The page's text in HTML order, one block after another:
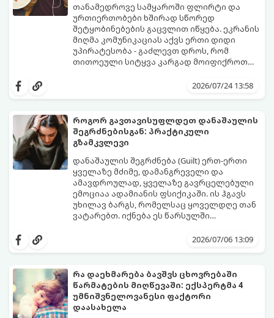
თანამედროვე სამყაროში ფლირტი და
ურთიერთობები ხშირად სწორედ
შეტყობინებების გაცვლით იწყება. ეკრანის
მიღმა კომუნიკაციას აქვს ერთი დიდი
უპირატესობა - გაძლევთ დროს, რომ
თითოეული სიტყვა კარგად მოიფიქროთ
მოაცილოს და მოუთმენლად ელოდოს
წესი:
2026/07/24 13:58
როგორ გავთავისუფლდეთ დანაშაულის
შეგრძნებისგან: პრაქტიკული
გზამკვლევი
დანაშაულის შეგრძნება (Guilt) ერთ-ერთი
ყველაზე მძიმე, დამანგრეველი და
ამავდროულად, ყველაზე გავრცელებული
ემოციაა ადამიანის ფსიქიკაში. ის ჰგავს
უხილავ ბარგს, რომელსაც ყოველდღე თან
ვატარებთ. იქნება ეს წარსულში
ტკენა, ოჯახის წევრებისთვის
გადაჭარბებული მოთხოვნები
-დანაშაულის განცდა შიგნიდან ფიტავს
ადამიანს და ართმევს მას აწმყოთი
ტკბობის უნარს.
დანაშაულის გრძნობას აქვს თავისი
საკუთარი თუ საზოგადოებრივი მორალური
კოდექსი. თუმცა, როდესაც ეს ემოცია
ქრონიკულ ფორმას იღებს, ის ნევროზულ,
ტოქსიკურ სინდრომად იქცევა.
გთავაზობთ პრაქტიკულ, ფსიქოლოგიურ
გზამკვლევს, თუ როგორ დაამუშაოთ
წარსულის შეცდომები და
2026/07/06 13:09
რა დაეხმარება ბავშვს ცხოვრებაში
წარმატების მიღწევაში: ექსპერტმა 4
უმნიშვნელოვანესი ფაქტორი
დაასახელა